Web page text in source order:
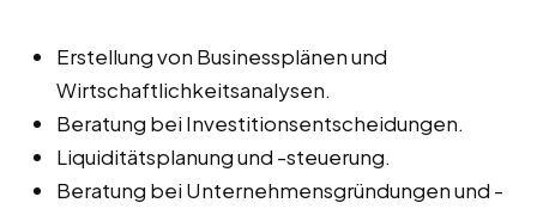
Erstellung von Businessplänen und
Wirtschaftlichkeitsanalysen.
Beratung bei Investitionsentscheidungen.
Liquiditätsplanung und -steuerung.
Beratung bei Unternehmensgründungen und -